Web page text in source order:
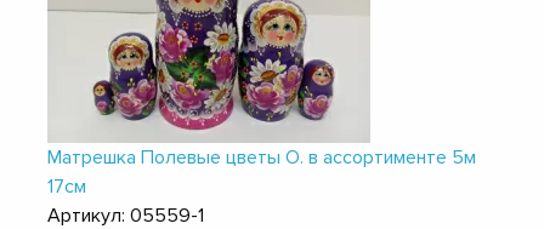
Матрешка Полевые цветы О. в ассортименте 5м
17см
Артикул: 05559-1